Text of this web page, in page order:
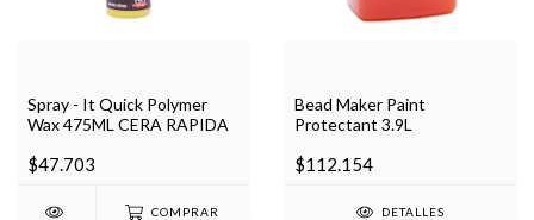
Spray - It Quick Polymer
Wax 475ML CERA RAPIDA
$47.703
COMPRAR
Bead Maker Paint
Protectant 3.9L
$112.154
DETALLES